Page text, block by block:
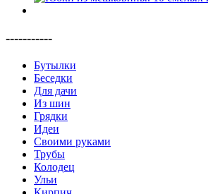
-----------
Бутылки
Беседки
Для дачи
Из шин
Грядки
Идеи
Своими руками
Трубы
Колодец
Ульи